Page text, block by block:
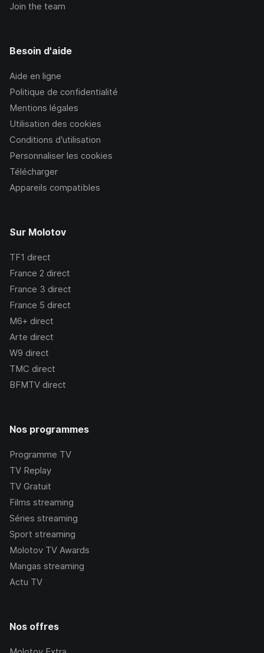
Join the team
Besoin d'aide
Aide en ligne
Politique de confidentialité
Mentions légales
Utilisation des cookies
Conditions d’utilisation
Personnaliser les cookies
Télécharger
Appareils compatibles
Sur Molotov
TF1 direct
France 2 direct
France 3 direct
France 5 direct
M6+ direct
Arte direct
W9 direct
TMC direct
BFMTV direct
Nos programmes
Programme TV
TV Replay
TV Gratuit
Films streaming
Séries streaming
Sport streaming
Molotov TV Awards
Mangas streaming
Actu TV
Nos offres